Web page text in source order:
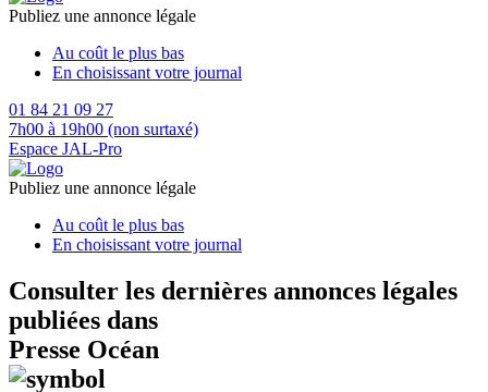
Publiez une annonce légale
Au coût le plus bas
En choisissant votre journal
01 84 21 09 27
7h00 à 19h00 (non surtaxé)
Espace JAL-Pro
Publiez une annonce légale
Au coût le plus bas
En choisissant votre journal
Consulter les dernières annonces légales
publiées dans
Presse Océan